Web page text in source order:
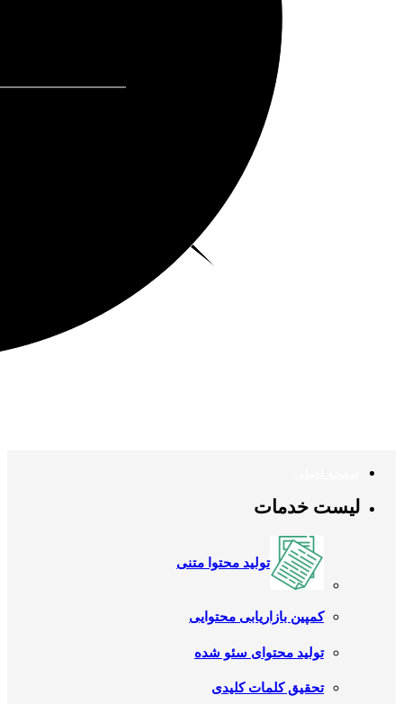
لیست خدمات
تولید محتوا متنی
کمپین بازاریابی محتوایی
تولید محتوای سئو شده
تحقیق کلمات کلیدی